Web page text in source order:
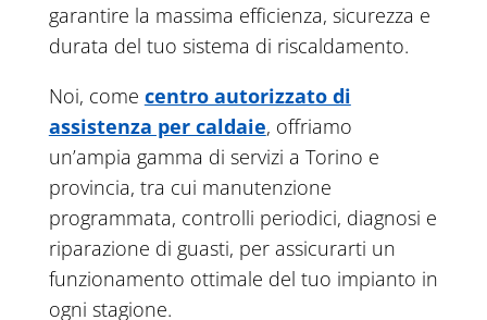
garantire la massima efficienza, sicurezza e
durata del tuo sistema di riscaldamento.
Noi, come centro autorizzato di
assistenza per caldaie, offriamo
un’ampia gamma di servizi a Torino e
provincia, tra cui manutenzione
programmata, controlli periodici, diagnosi e
riparazione di guasti, per assicurarti un
funzionamento ottimale del tuo impianto in
ogni stagione.